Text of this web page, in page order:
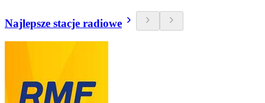
Najlepsze stacje radiowe